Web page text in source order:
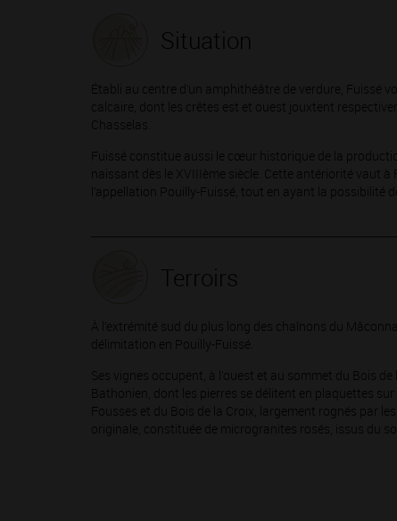
Situation
Établi au centre d’un amphithéâtre de verdure, Fuissé
calcaire, dont les crêtes est et ouest jouxtent
Chasselas.
Fuissé constitue aussi le cœur historique de la
naissant dès le XVIIIème siècle. Cette antériorité vaut
l’appellation Pouilly-Fuissé, tout en ayant la possibilité
Terroirs
À l’extrémité sud du plus long des chaînons du
délimitation en Pouilly-Fuissé.
Ses vignes occupent, à l’ouest et au sommet du Bois
Bathonien, dont les pierres se délitent en plaquettes
Fousses et du Bois de la Croix, largement rognés par
originale, constituée de microgranites rosés, issus du